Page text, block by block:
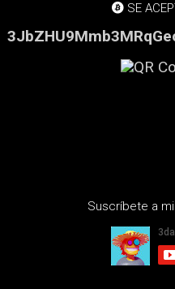
SE
Suscríbete a